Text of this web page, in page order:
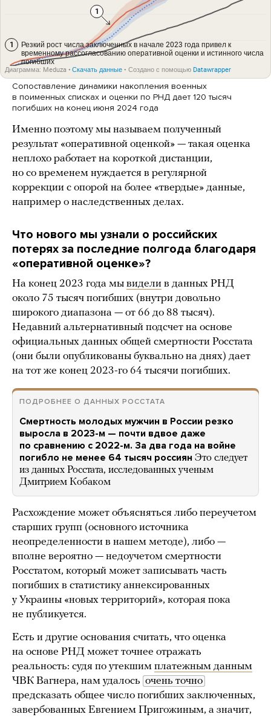
Сопоставление динамики накопления военных
в поименных списках и оценки по РНД дает 120 тысяч
погибших на конец июня 2024 года
Именно поэтому мы называем полученный
результат «оперативной оценкой» — такая оценка
неплохо работает на короткой дистанции,
но со временем нуждается в регулярной
коррекции с опорой на более «твердые» данные,
например о наследственных делах.
Что нового мы узнали о российских
потерях за последние полгода благодаря
«оперативной оценке»?
На конец 2023 года мы видели в данных РНД
около 75 тысяч погибших (внутри довольно
широкого диапазона — от 66 до 88 тысяч).
Недавний альтернативный подсчет на основе
официальных данных общей смертности Росстата
(они были опубликованы буквально на днях) дает
на тот же конец 2023-го 64 тысячи погибших.
ПОДРОБНЕЕ О ДАННЫХ РОССТАТА
Смертность молодых мужчин в России резко
выросла в 2023-м — почти вдвое даже
по сравнению с 2022-м. За два года на войне
погибло не менее 64 тысяч россиян Это следует
из данных Росстата, исследованных ученым
Дмитрием Кобаком
Расхождение может объясняться либо переучетом
старших групп (основного источника
неопределенности в нашем методе), либо —
вполне вероятно — недоучетом смертности
Росстатом, который может записывать часть
погибших в статистику аннексированных
у Украины «новых территорий», которая пока
не публикуется.
Есть и другие основания считать, что оценка
на основе РНД может точнее отражать
реальность: судя по утекшим платежным данным
ЧВК Вагнера, нам удалось очень точно
предсказать общее число погибших заключенных,
завербованных Евгением Пригожиным, а значит,